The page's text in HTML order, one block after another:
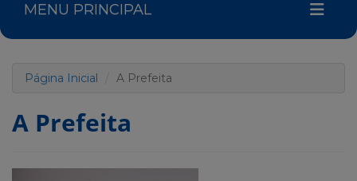
MENU PRINCIPAL
Página Inicial A Prefeita
A Prefeita